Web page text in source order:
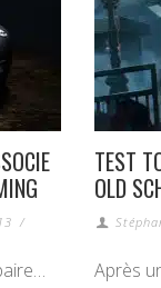
/
TEST
OLD
Après